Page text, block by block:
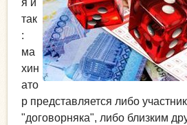
я и
так
:
ма
хин
ато
р представляется либо
"договорняка", либо близким